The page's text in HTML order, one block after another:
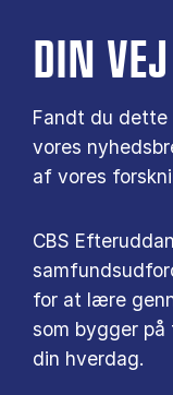
DIN
Fandt du dette
vores
af vores
CBS
for at lære
som bygger
din hverdag.